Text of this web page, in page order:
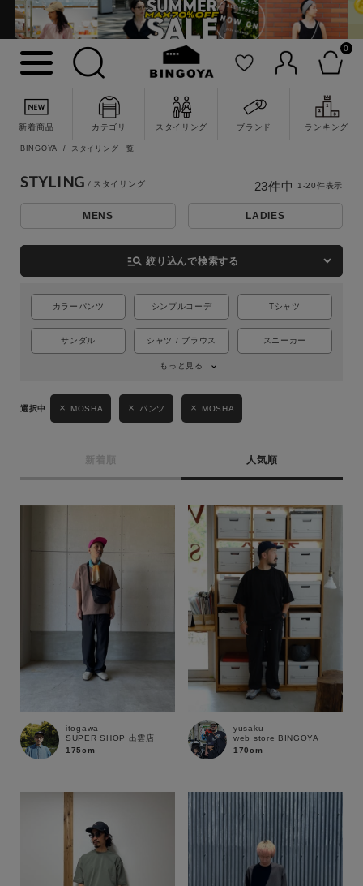
0
新着商品 カテゴリ スタイリング ブランド ランキング
詳細検索
BINGOYA スタイリング一覧
STYLING
MENS LADIES
manage_search 絞り込んで検索する
カラーパンツ シンプルコーデ Tシャツ
サンダル シャツ / ブラウス スニーカー
もっと見る
MOSHA パンツ MOSHA
新着順 人気順
23件中 1-20件表示
itogawa
SUPER SHOP 出雲店
175cm
yusaku
web store BINGOYA
170cm